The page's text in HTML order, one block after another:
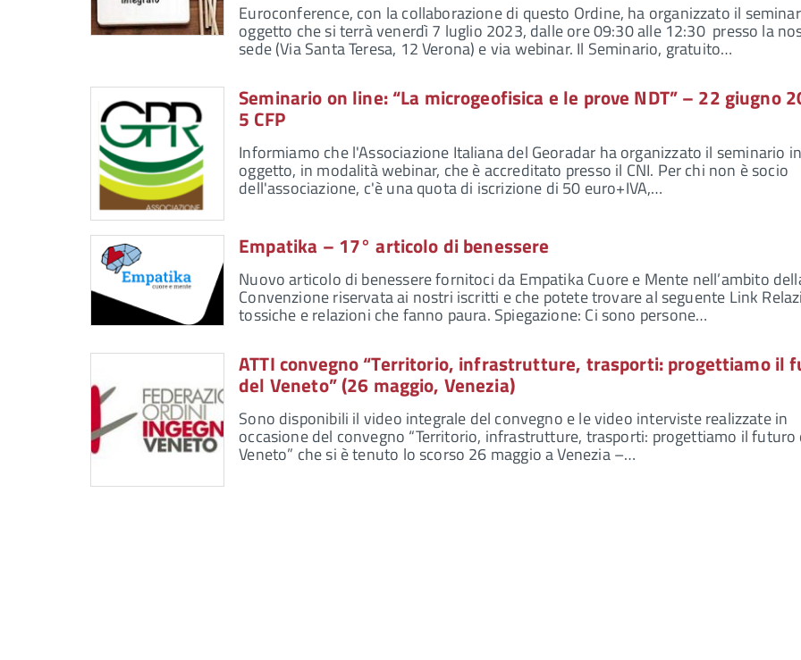
Euroconference, con la collaborazione di questo Ordine, ha organizzato il
oggetto che si terrà venerdì 7 luglio 2023, dalle ore 09:30 alle 12:30 presso la
sede (Via Santa Teresa, 12 Verona) e via webinar. Il Seminario, gratuito…
Seminario on line: “La microgeofisica e le prove NDT” – 22 giugno
5 CFP
Informiamo che l'Associazione Italiana del Georadar ha organizzato il seminario in
oggetto, in modalità webinar, che è accreditato presso il CNI. Per chi non è socio
dell'associazione, c'è una quota di iscrizione di 50 euro+IVA,…
Empatika – 17° articolo di benessere
Nuovo articolo di benessere fornitoci da Empatika Cuore e Mente nell’ambito
Convenzione riservata ai nostri iscritti e che potete trovare al seguente Link
tossiche e relazioni che fanno paura. Spiegazione: Ci sono persone…
ATTI convegno “Territorio, infrastrutture, trasporti: progettiamo il
del Veneto” (26 maggio, Venezia)
Sono disponibili il video integrale del convegno e le video interviste realizzate in
occasione del convegno “Territorio, infrastrutture, trasporti: progettiamo il futuro
Veneto” che si è tenuto lo scorso 26 maggio a Venezia –…